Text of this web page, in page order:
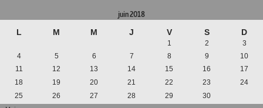
juin 2018
L M M J V S D
1 2
3
4
5 6 7 8 9
10
11
12 13 14 15 16
17
18
19 20 21 22 23
24
25
26 27 28 29 30